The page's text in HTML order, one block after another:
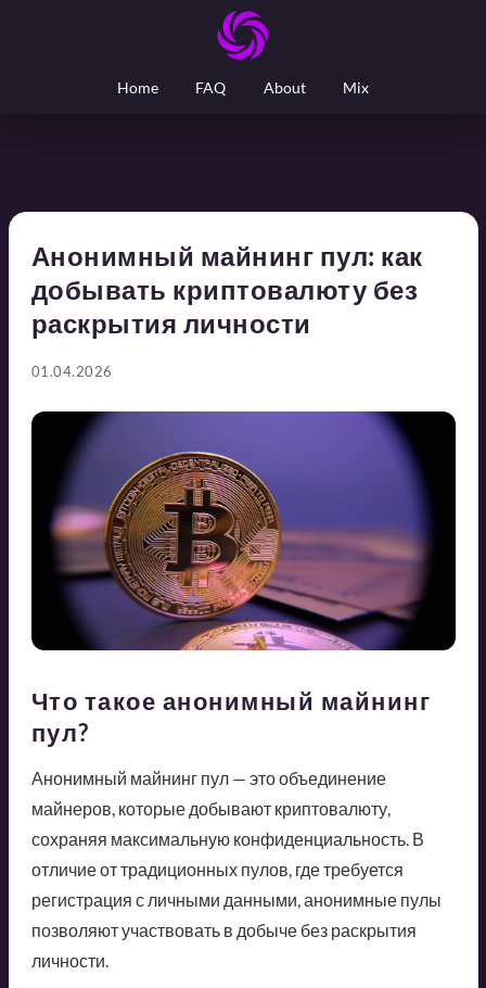
Home FAQ About Mix
Анонимный майнинг пул: как
добывать криптовалюту без
раскрытия личности
01.04.2026
Что такое анонимный майнинг
пул?
Анонимный майнинг пул — это объединение
майнеров, которые добывают криптовалюту,
сохраняя максимальную конфиденциальность. В
отличие от традиционных пулов, где требуется
регистрация с личными данными, анонимные пулы
позволяют участвовать в добыче без раскрытия
личности.